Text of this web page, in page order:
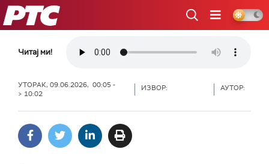
РТС
Читај ми!
УТОРАК, 09.06.2026, 00:05 -
> 10:02
ИЗВОР: АУТОР: